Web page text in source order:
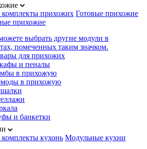
комплекты прихожих Готовые прихожие
прихожие
выбрать другие модули в
помеченных таким значком.
для прихожих
и пеналы
в прихожую
в прихожую
и банкетки
комплекты кухонь Модульные кухни